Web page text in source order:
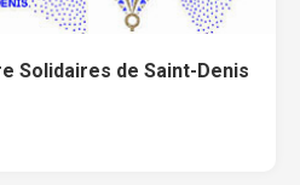
Solidaires de Saint-Denis